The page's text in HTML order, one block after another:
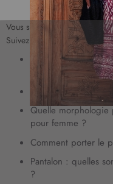
Vous souhaitez être
Suivez nos conseils mode :
Comment appelle-
apparentes ?
Quel pantalon
Quelle morphologie
pour femme ?
Comment porter le
Pantalon : quelles
?
i
p
n
o
t
r
l